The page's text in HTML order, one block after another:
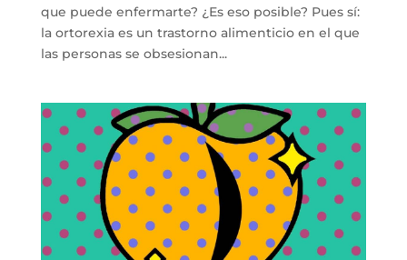
que puede enfermarte? ¿Es eso posible? Pues sí:
la ortorexia es un trastorno alimenticio en el que
las personas se obsesionan...